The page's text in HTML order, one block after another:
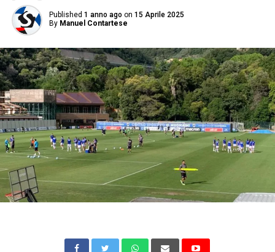
Published 1 anno ago on 15 Aprile 2025
By Manuel Contartese